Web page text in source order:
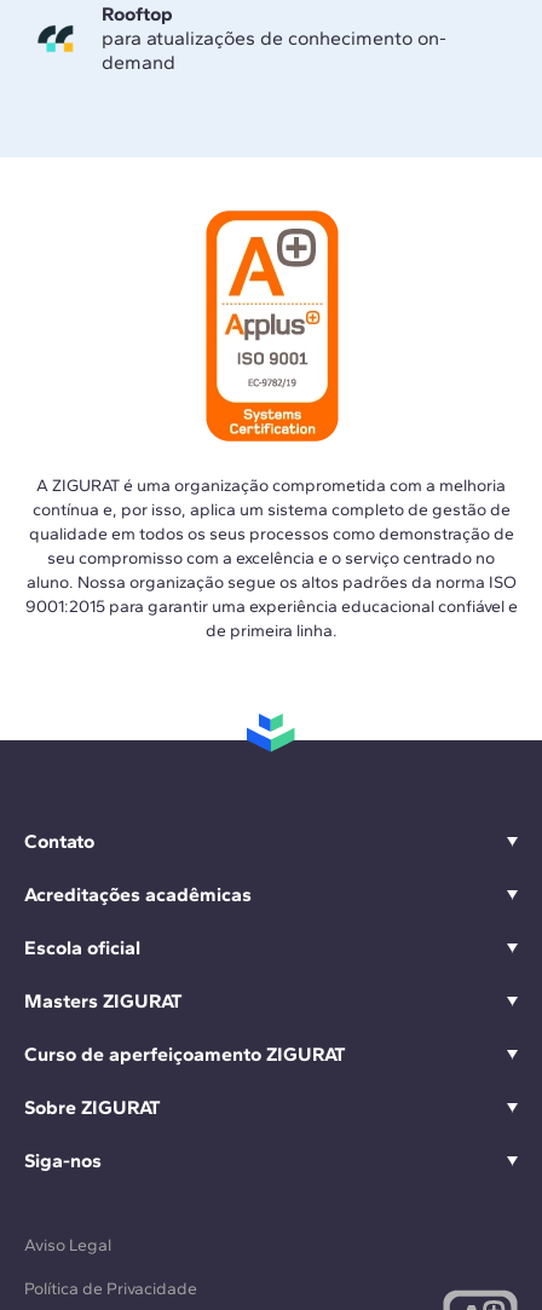
Rooftop
para atualizações de conhecimento on-
demand
A ZIGURAT é uma organização comprometida com a melhoria
contínua e, por isso, aplica um sistema completo de gestão de
qualidade em todos os seus processos como demonstração de
seu compromisso com a excelência e o serviço centrado no
aluno. Nossa organização segue os altos padrões da norma ISO
9001:2015 para garantir uma experiência educacional confiável e
de primeira linha.
Contato
Acreditações acadêmicas
Escola oficial
Masters ZIGURAT
Curso de aperfeiçoamento ZIGURAT
Sobre ZIGURAT
Siga-nos
Aviso Legal
Política de Privacidade